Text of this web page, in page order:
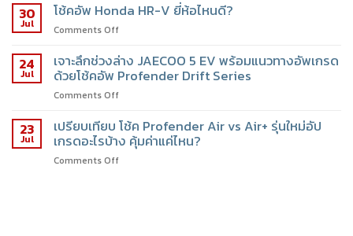
30
Jul
โช้คอัพ Honda HR-V ยี่ห้อไหนดี?
Comments Off
24
Jul
เจาะลึกช่วงล่าง JAECOO 5 EV พร้อมแนวทางอัพเกรด
ด้วยโช้คอัพ Profender Drift Series
Comments Off
23
Jul
เปรียบเทียบ โช้ค Profender Air vs Air+ รุ่นใหม่อัป
เกรดอะไรบ้าง คุ้มค่าแค่ไหน?
Comments Off